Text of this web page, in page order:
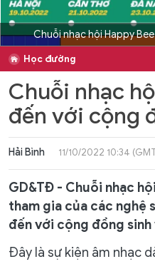
Chuỗi nhạc hội Happy
Học đường
Chuỗi nhạc
đến với cộng
Hải Bình 11/10/2022 10:34
GD&TĐ - Chuỗi nhạc
tham gia của các nghệ
đến với cộng đồng
Đây là sự kiện âm nhạc